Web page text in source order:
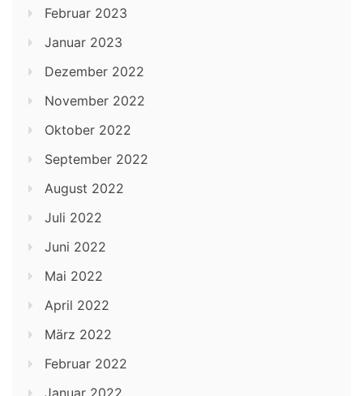
Februar 2023
Januar 2023
Dezember 2022
November 2022
Oktober 2022
September 2022
August 2022
Juli 2022
Juni 2022
Mai 2022
April 2022
März 2022
Februar 2022
Januar 2022